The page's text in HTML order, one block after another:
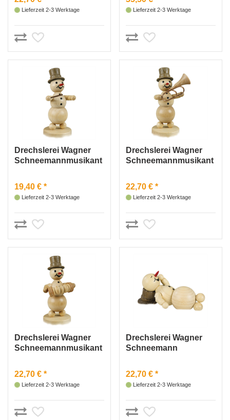
Lieferzeit 2-3 Werktage Lieferzeit 2-3 Werktage
Drechslerei Wagner
Schneemannmusikant
19,40 € *
Lieferzeit 2-3 Werktage
Drechslerei Wagner
Schneemannmusikant
22,70 € *
Lieferzeit 2-3 Werktage
Drechslerei Wagner
Schneemannmusikant
22,70 € *
Lieferzeit 2-3 Werktage
Drechslerei Wagner
Schneemann
22,70 € *
Lieferzeit 2-3 Werktage